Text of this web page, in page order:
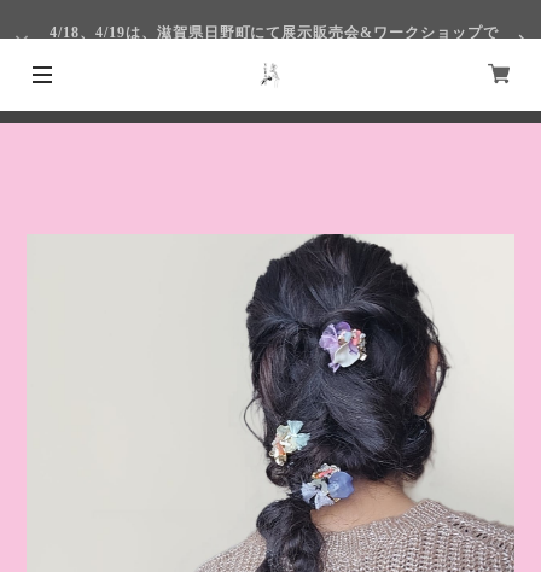
4/18、4/19は、滋賀県日野町にて展示販売会&ワークショップで